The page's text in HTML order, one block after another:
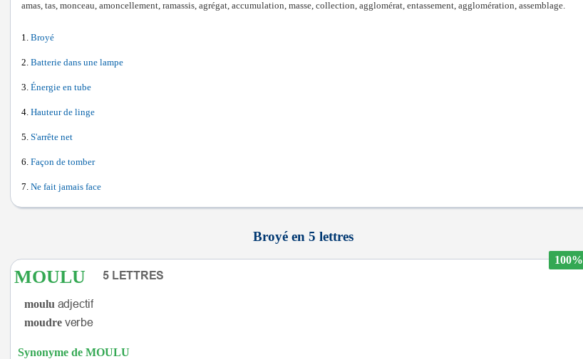
amas, tas, monceau, amoncellement, ramassis, agrégat, accumulation, masse, collection, agglomérat, entassement, agglomération, assemblage.
Broyé
Batterie dans une lampe
Énergie en tube
Hauteur de linge
S'arrête net
Façon de tomber
Ne fait jamais face
Broyé en 5 lettres
100%
MOULU
moulu
moudre
Synonyme de MOULU